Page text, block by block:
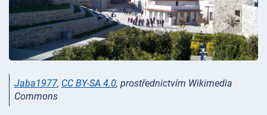
Jaba1977, CC BY-SA 4.0, prostřednictvím Wikimedia
Commons